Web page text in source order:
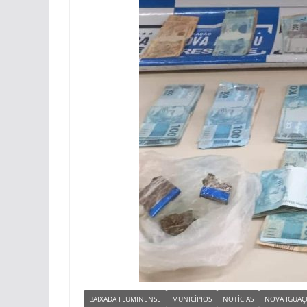
BAIXADA FLUMINENSE MUNICÍPIOS NOTÍCIAS NOVA